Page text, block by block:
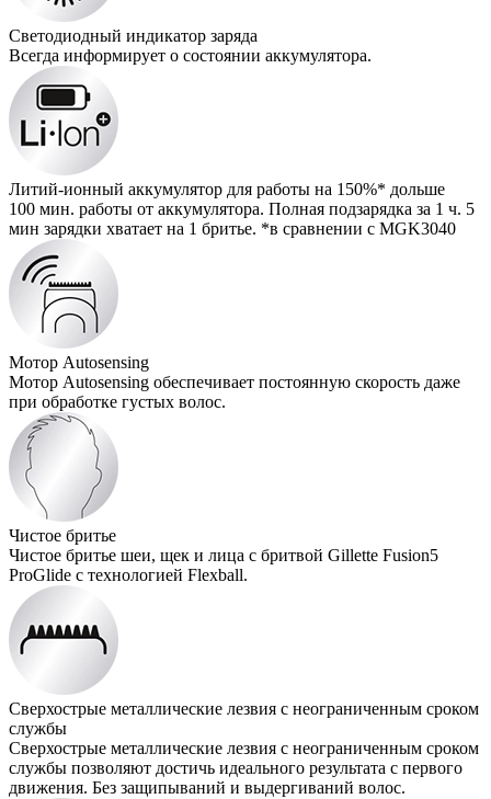
Светодиодный индикатор заряда
Всегда информирует о состоянии аккумулятора.
Литий-ионный аккумулятор для работы на 150%* дольше
100 мин. работы от аккумулятора. Полная подзарядка за 1 ч. 5
мин зарядки хватает на 1 бритье. *в сравнении с MGK3040
Мотор Autosensing
Мотор Autosensing обеспечивает постоянную скорость даже
при обработке густых волос.
Чистое бритье
Чистое бритье шеи, щек и лица с бритвой Gillette Fusion5
ProGlide с технологией Flexball.
Сверхострые металлические лезвия с неограниченным сроком
службы
Сверхострые металлические лезвия с неограниченным сроком
службы позволяют достичь идеального результата с первого
движения. Без защипываний и выдергиваний волос.